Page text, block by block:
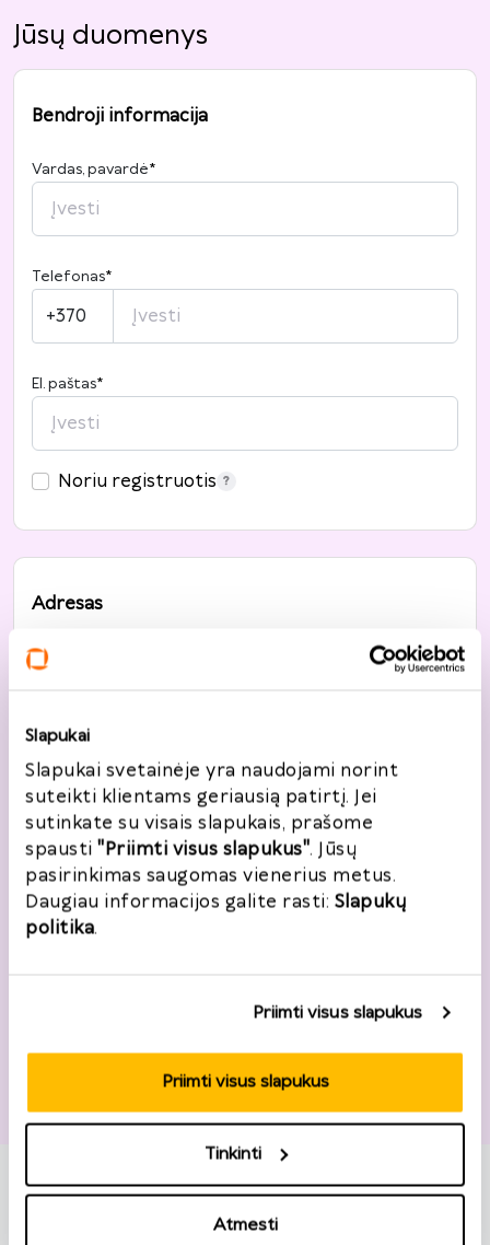
Slapukai
Slapukai svetainėje yra naudojami norint
suteikti klientams geriausią patirtį. Jei
sutinkate su visais slapukais, prašome
spausti "Priimti visus slapukus". Jūsų
pasirinkimas saugomas vienerius metus.
Daugiau informacijos galite rasti: Slapukų
politika.
Priimti visus slapukus
Priimti visus slapukus
Tinkinti
Atmesti
Jūsų duomenys
Bendroji informacija
Vardas, pavardė*
Telefonas*
+370
El. paštas*
Noriu registruotis
Adresas
Šalis
Gatvė, namo nr.*
Miestas*
Grąžinimo informacija